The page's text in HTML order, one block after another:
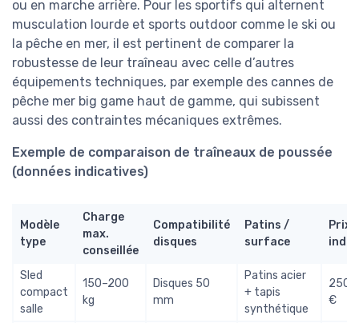
ou en marche arrière. Pour les sportifs qui alternent
musculation lourde et sports outdoor comme le ski ou
la pêche en mer, il est pertinent de comparer la
robustesse de leur traîneau avec celle d’autres
équipements techniques, par exemple des cannes de
pêche mer big game haut de gamme, qui subissent
aussi des contraintes mécaniques extrêmes.
Exemple de comparaison de traîneaux de poussée
(données indicatives)
Modèle
type
Charge
max.
conseillée
Compatibilité
disques
Patins /
surface
Prix
Sled
compact
salle
150–200
kg
Disques 50
mm
Patins acier
+ tapis
synthétique
€